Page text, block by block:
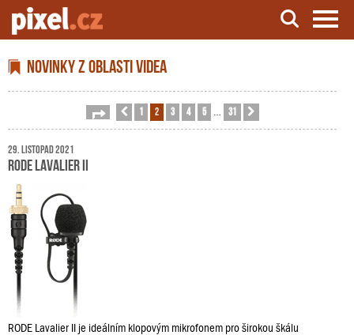
Novinky z oblasti videa
Stránka zPředchozí
1 2 3 4 5 31
29. listopad 2021
RODE Lavalier II
RODE Lavalier II je ideálním klopovým mikrofonem pro širokou škálu